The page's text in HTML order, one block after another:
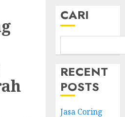
CARI
RECENT
POSTS
Jasa Coring